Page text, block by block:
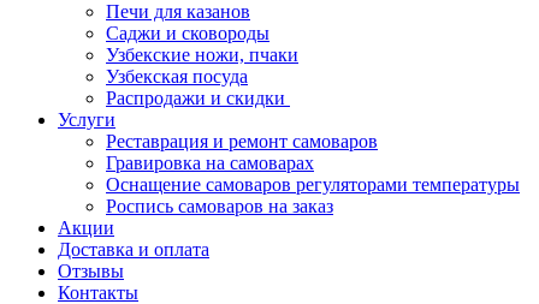
Печи для казанов
Саджи и сковороды
Узбекские ножи, пчаки
Узбекская посуда
Распродажи и скидки
Услуги
Реставрация и ремонт самоваров
Гравировка на самоварах
Оснащение самоваров регуляторами температуры
Роспись самоваров на заказ
Акции
Доставка и оплата
Отзывы
Контакты